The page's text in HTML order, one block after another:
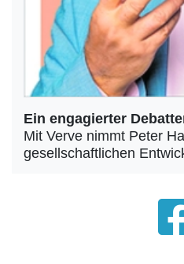
Ein engagierter
Mit Verve nimmt Peter
gesellschaftlichen